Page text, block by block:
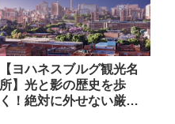
【ヨハネスブルグ観光名
所】光と影の歴史を歩
く！絶対に外せない厳選